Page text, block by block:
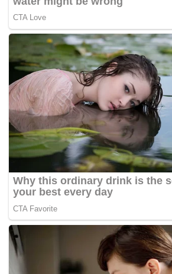
diluluskan dan digazet pada 1965,
pindaan dibuat dengan lahirnya angka
Angka 356 merujuk pada hukuman
RM3 ribu, penjara tidak melebihi lima
tidak melebih 6 rotan. Selepas 19
kerajaan membentangkan pindaan
meningkatkan kadar denda dan
dengan perubahan sosio-ekonomi.
Penambahan hukuman ini jelas satu
penambahbaikan untuk mendidik dan
Islam dari terus mendekati zina,
dan arak.
Cuma DAP dan Lim Kit Siang serta
sangat jelas jadi sawan dan
Presiden PAS, Datuk Hadi Awang